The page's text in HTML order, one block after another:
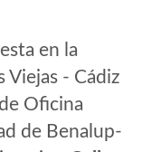
en la
Viejas - Cádiz
Oficina
de Benalup-